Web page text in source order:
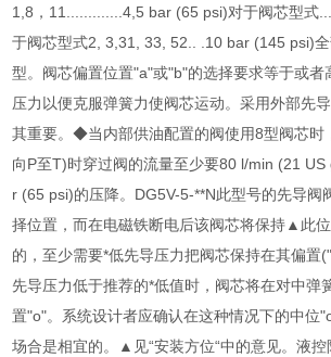
1,8，11.............4,5 bar (65 psi)对于阀芯型式
于阀芯型式2, 3,31, 33, 52.. .10 bar (145 psi)
型。阀芯偏置位置"a"或"b"的选择要求等于或者
压力以便克服弹簧力使阀芯运动。采用外部先
其重要。◆当内部供油配置的阀使用8型阀芯时
向P至T)时穿过阀的流量至少要80 l/min (21
r (65 psi)的压降。DG5V-5-**N此型号的先导阀
择位置，而在电磁铁断电后该阀芯将保持▲此
的，至少需要*低先导压力把阀芯保持在其偏置
先导压力低于推荐的*低值时，阀芯将在对中弹
置"o"。系统设计者应确认在这种情况下的中位
场合是相宜的。▲见“安装方位“中的意见。液